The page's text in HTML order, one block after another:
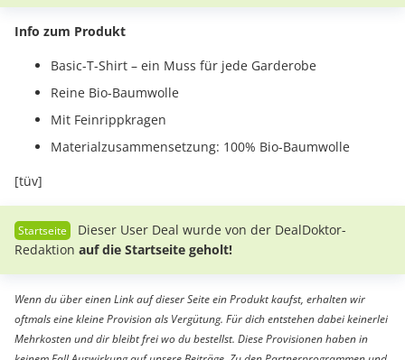
Info zum Produkt
Basic-T-Shirt – ein Muss für jede Garderobe
Reine Bio-Baumwolle
Mit Feinrippkragen
Materialzusammensetzung: 100% Bio-Baumwolle
[tüv]
Dieser User Deal wurde von der DealDoktor-
Redaktion auf die Startseite geholt!
Wenn du über einen Link auf dieser Seite ein Produkt kaufst, erhalten wir
oftmals eine kleine Provision als Vergütung. Für dich entstehen dabei keinerlei
Mehrkosten und dir bleibt frei wo du bestellst. Diese Provisionen haben in